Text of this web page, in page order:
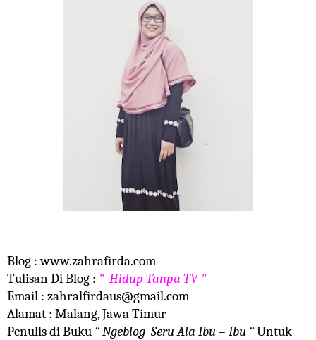
Blog : www.zahrafirda.com
Tulisan Di Blog : " Hidup Tanpa TV "
Email : zahralfirdaus@gmail.com
Alamat : Malang, Jawa Timur
Penulis di Buku “ Ngeblog Seru Ala Ibu – Ibu “Untuk